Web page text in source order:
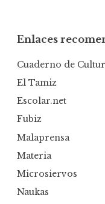
Enlaces
Cuaderno de
El Tamiz
Escolar.net
Fubiz
Malaprensa
Materia
Microsiervos
Naukas